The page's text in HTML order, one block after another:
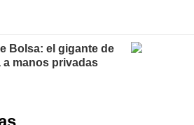
Bolsa: el gigante de
a manos privadas